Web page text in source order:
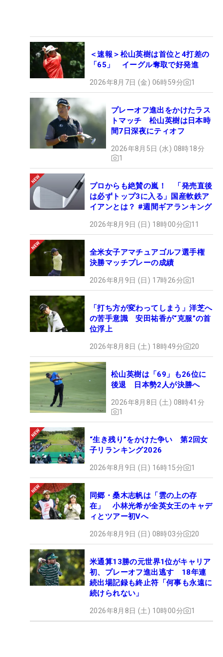
＜速報＞松山英樹は首位と4打差の
「65」 イーグル奪取で好発進
2026年8月7日 (金) 06時59分 1
プレーオフ進出をかけたラス
トマッチ 松山英樹は日本時
間7日深夜にティオフ
2026年8月5日 (水) 08時18分
1
プロからも絶賛の嵐！ 「発売直後
は必ずトップ3に入る」国産軟鉄ア
イアンとは？ #週間ギアランキング
2026年8月9日 (日) 18時00分 11
全米女子アマチュアゴルフ選手権
決勝マッチプレーの成績
2026年8月9日 (日) 17時26分 1
「打ち方が変わってしまう」洋芝へ
の苦手意識 安田祐香が“克服”の首
位浮上
2026年8月8日 (土) 18時49分 20
松山英樹は「69」も26位に
後退 日本勢2人が決勝へ
2026年8月8日 (土) 08時41分
1
“生き残り”をかけた争い 第2回女
子リランキング2026
2026年8月9日 (日) 16時15分 1
同郷・桑木志帆は「雲の上の存
在」 小林光希が全英女王のキャデ
ィとツアー初Vへ
2026年8月9日 (日) 08時03分 20
米通算13勝の元世界1位がキャリア
初、プレーオフ進出逃す 18年連
続出場記録も終止符「何事も永遠に
続けられない」
2026年8月8日 (土) 10時00分 1